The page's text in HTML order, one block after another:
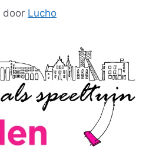
door Lucho